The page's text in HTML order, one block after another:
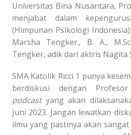
Universitas Bina Nusantara,
menjabat dalam
(Himpunan Psikologi
Marsha Tengker., B. A.,
Tengker, adik dari aktris Nagita
SMA Katolik Ricci 1 punya
berdiskusi dengan
podcastyang akan
Juni 2023. Jangan lewatkan
ilmu yang pastinya akan